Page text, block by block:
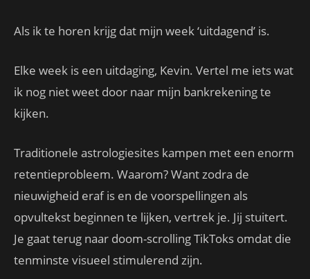
Als ik te horen krijg dat mijn week ‘uitdagend’ is.
Elke week is een uitdaging, Kevin. Vertel me iets wat
ik nog niet weet door naar mijn bankrekening te
kijken.
Traditionele astrologiesites kampen met een enorm
retentieprobleem. Waarom? Want zodra de
nieuwigheid eraf is en de voorspellingen als
opvultekst beginnen te lijken, vertrek je. Jij stuitert.
Je gaat terug naar doom-scrolling TikToks omdat die
tenminste visueel stimulerend zijn.